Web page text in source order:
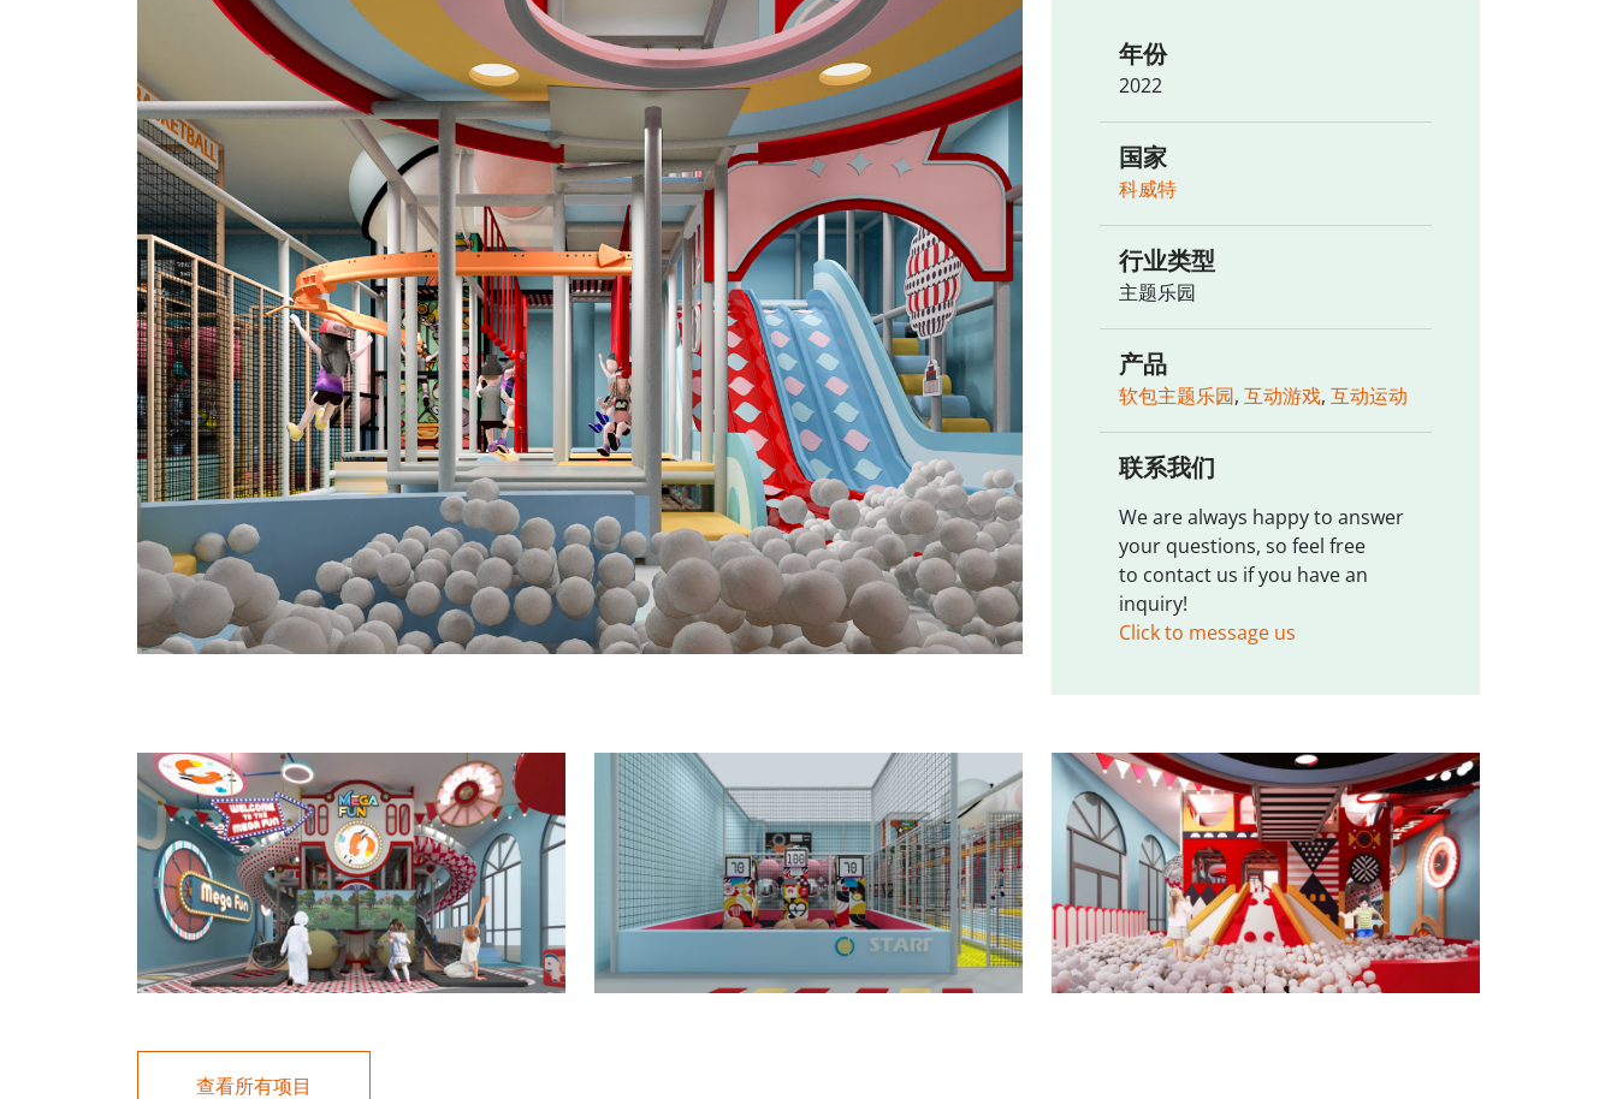
年份
2022
国家
科威特
行业类型
主题乐园
产品
软包主题乐园, 互动游戏, 互动运动
联系我们
We are always happy to answer
your questions, so feel free
to contact us if you have an
inquiry!
Click to message us
查看所有项目